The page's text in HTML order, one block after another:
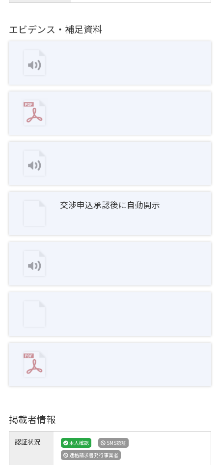
エビデンス・補足資料
交渉申込承認後に自動開示
掲載者情報
認証状況 本人確認
SMS認証
適格請求書発行事業者